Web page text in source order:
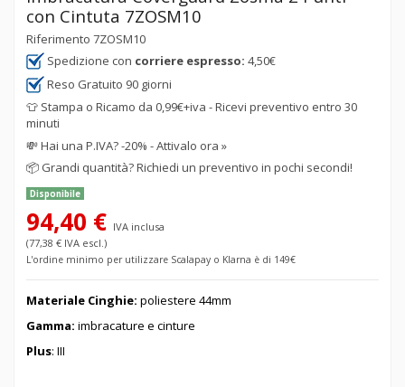
con Cintuta 7ZOSM10
Riferimento 7ZOSM10
Spedizione con corriere espresso: 4,50€
Reso Gratuito 90 giorni
👕 Stampa o Ricamo da 0,99€+iva - Ricevi preventivo entro 30
minuti
💸Hai una P.IVA? -20% - Attivalo ora »
📦 Grandi quantità? Richiedi un preventivo in pochi secondi!
Disponibile
94,40 € IVA inclusa
(77,38 € IVA escl.)
L'ordine minimo per utilizzare Scalapay o Klarna è di 149€
Materiale Cinghie: poliestere 44mm
Gamma: imbracature e cinture
Plus: III